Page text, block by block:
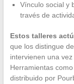
Vínculo social y
través de
Estos talleres
que los distingue
intervienen una
Herramientas
distribuido por